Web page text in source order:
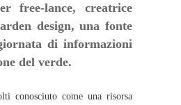
free-lance, creatrice
design, una fonte
di informazioni
del verde.
conosciuto come una risorsa